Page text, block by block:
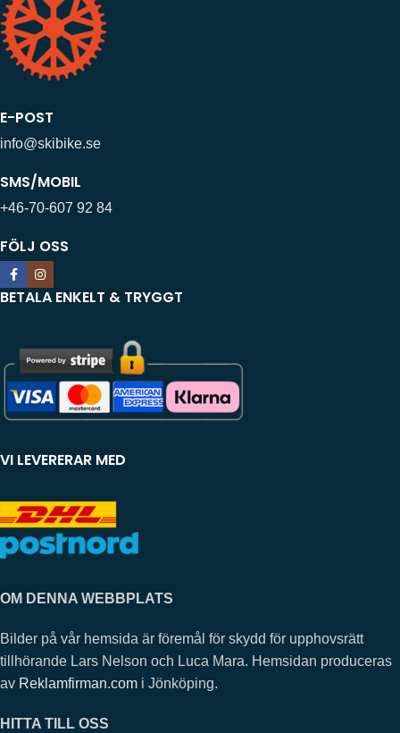
E-POST
info@skibike.se
SMS/MOBIL
+46-70-607 92 84
FÖLJ OSS
BETALA ENKELT & TRYGGT
VI LEVERERAR MED
OM DENNA WEBBPLATS
Bilder på vår hemsida är föremål för skydd för upphovsrätt
tillhörande Lars Nelson och Luca Mara. Hemsidan produceras
av Reklamfirman.com i Jönköping.
HITTA TILL OSS